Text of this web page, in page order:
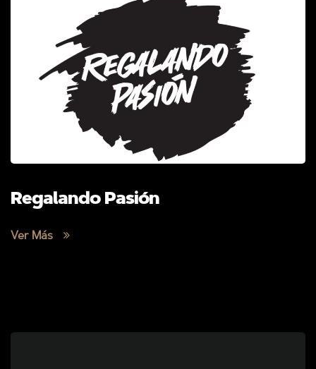
Regalando Pasión
Ver Más